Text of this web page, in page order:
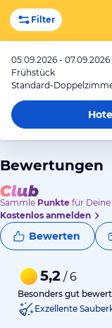
Filter
05.09.2026 - 07.09.2026
Frühstück
Standard-
Bewertungen
Sammle Punkte für
Kostenlos anmelden
Bewerten
5,2 / 6
Besonders gut
Exzellente